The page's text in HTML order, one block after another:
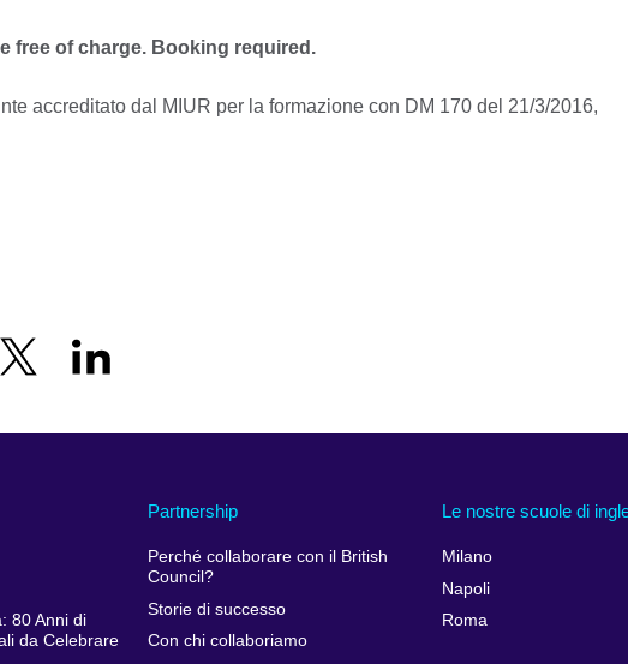
free of charge. Booking required.
accreditato dal MIUR per la formazione con DM 170 del 21/3/2016,
80 Anni di
da Celebrare
Partnership
Perché collaborare con il British
Council?
Storie di successo
Con chi collaboriamo
Le nostre scuole di
Milano
Napoli
Roma